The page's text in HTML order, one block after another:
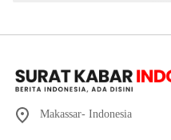
Makassar- Indonesia